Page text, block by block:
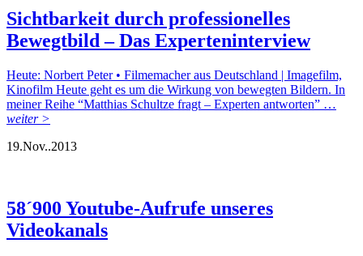
Sichtbarkeit durch professionelles
Bewegtbild – Das Experteninterview
Heute: Norbert Peter • Filmemacher aus Deutschland | Imagefilm,
Kinofilm Heute geht es um die Wirkung von bewegten Bildern. In
meiner Reihe “Matthias Schultze fragt – Experten antworten” …
weiter >
19.Nov..2013
58´900 Youtube-Aufrufe unseres
Videokanals